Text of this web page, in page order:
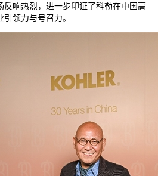
反响热烈，进一步印证了科勒在中国高
领力与号召力。